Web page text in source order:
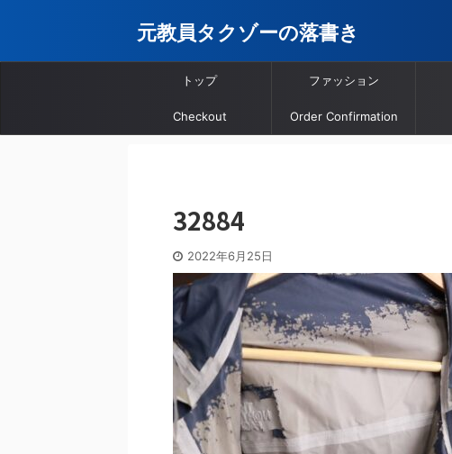
元教員タクゾーの落書き
トップ ファッション
Checkout Order Confirmation
32884
2022年6月25日